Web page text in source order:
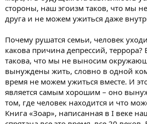
стороны, наш эгоизм таков, что мы
друга и не можем ужиться даже
Почему рушатся семьи, человек
какова причина депрессий,
такова, что мы не выносим
вынуждены жить, словно в одной
время не можем ужиться вместе. И
является самым хорошим – оно
том, где человек находится и что
Книга «Зоар», написанная в I веке